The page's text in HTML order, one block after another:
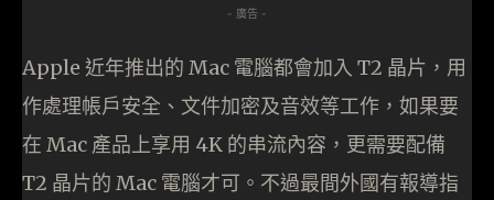
- 廣告 -
Apple 近年推出的 Mac 電腦都會加入 T2 晶片，用
作處理帳戶安全、文件加密及音效等工作，如果要
在 Mac 產品上享用 4K 的串流內容，更需要配備
T2 晶片的 Mac 電腦才可。不過最間外國有報導指